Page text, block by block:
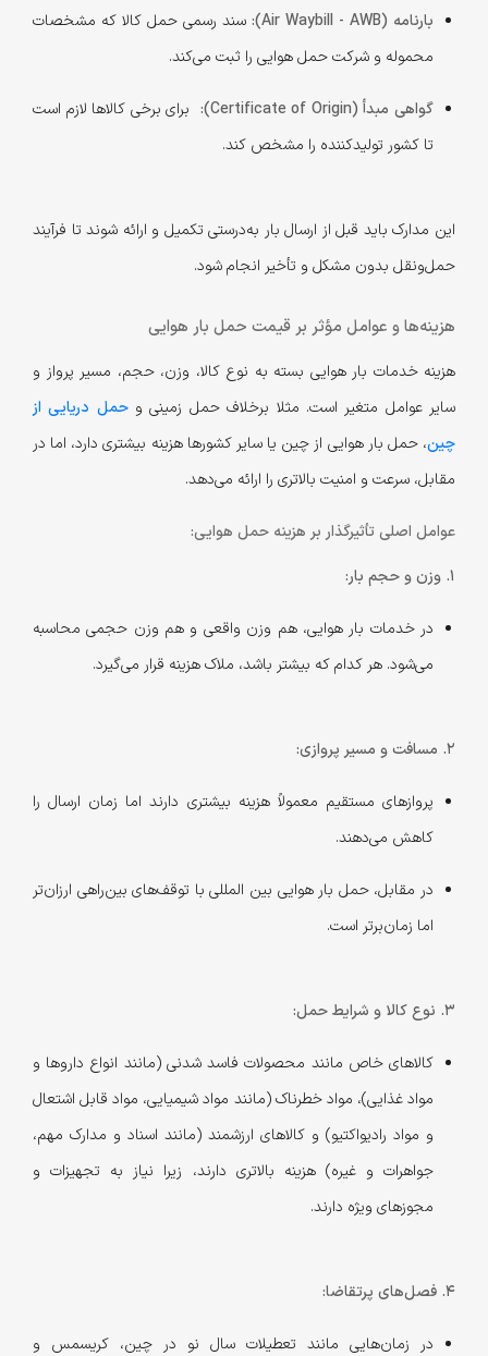
بارنامه (Air Waybill - AWB):
سند رسمی حمل کالا که مشخصات
محموله و شرکت حمل هوایی را ثبت می‌کند.
گواهی مبدأ (Certificate of Origin):
برای برخی کالاها لازم است
تا کشور تولیدکننده را مشخص کند.
این مدارک باید قبل از ارسال بار به‌درستی تکمیل و ارائه شوند تا فرآیند
حمل‌ونقل بدون مشکل و تأخیر انجام شود.
هزینه‌ها و عوامل مؤثر بر قیمت حمل بار هوایی
هزینه خدمات بار هوایی بسته به نوع کالا، وزن، حجم، مسیر پرواز و
سایر عوامل متغیر است. مثلا برخلاف حمل زمینی وحمل دریایی از
چین، حمل بار هوایی از چین یا سایر کشورها هزینه بیشتری دارد، اما در
مقابل، سرعت و امنیت بالاتری را ارائه می‌دهد.
عوامل اصلی تأثیرگذار بر هزینه حمل هوایی:
1. وزن و حجم بار:
در خدمات بار هوایی، هم وزن واقعی و هم وزن حجمی محاسبه
می‌شود. هر کدام که بیشتر باشد، ملاک هزینه قرار می‌گیرد.
2. مسافت و مسیر پروازی:
پروازهای مستقیم معمولاً هزینه بیشتری دارند اما زمان ارسال را
کاهش می‌دهند.
در مقابل، حمل بار هوایی بین المللی با توقف‌های بین‌راهی ارزان‌تر
اما زمان‌برتر است.
3. نوع کالا و شرایط حمل:
کالاهای خاص مانند محصولات فاسد شدنی (مانند انواع داروها و
مواد غذایی)، مواد خطرناک (مانند مواد شیمیایی، مواد قابل اشتعال
و مواد رادیواکتیو) و کالاهای ارزشمند (مانند اسناد و مدارک مهم،
جواهرات و غیره) هزینه بالاتری دارند، زیرا نیاز به تجهیزات و
مجوزهای ویژه دارند.
4. فصل‌های پرتقاضا:
در زمان‌هایی مانند تعطیلات سال نو در چین، کریسمس و